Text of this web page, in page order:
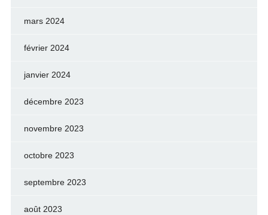
mars 2024
février 2024
janvier 2024
décembre 2023
novembre 2023
octobre 2023
septembre 2023
août 2023